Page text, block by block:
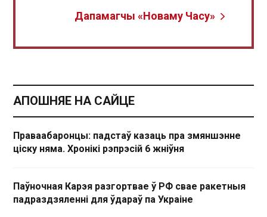
Дапамагчы «Новаму Часу»
АПОШНЯЕ НА САЙЦЕ
Праваабаронцы: падстаў казаць пра змяншэнне
ціску няма. Хронікі рэпрэсій 6 жніўня
Паўночная Карэя разгортвае ў РФ свае ракетныя
падраздзяленні для ўдараў па Украіне